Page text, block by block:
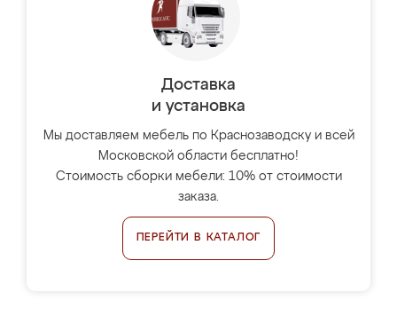
Доставка
и установка
Мы доставляем мебель по Краснозаводску и всей
Московской области бесплатно!
Стоимость сборки мебели: 10% от стоимости
заказа.
ПЕРЕЙТИ В КАТАЛОГ